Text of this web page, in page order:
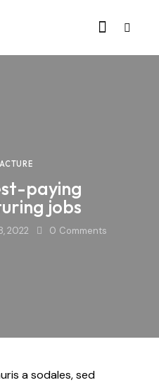
paying
jobs
2022 0 Comments
a sodales, sed